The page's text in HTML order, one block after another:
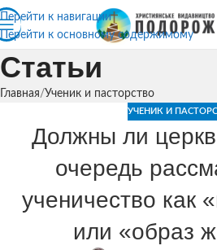
Перейти к навигации
Перейти к основному содержимому
Статьи
Главная Ученик и пасторство
УЧЕНИК И
Должны ли
очередь
ученичество как
или «образ